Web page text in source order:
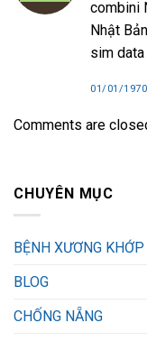
combini
Nhật
sim
01/01/
Comments are
CHUYÊN MỤC
BỆNH XƯƠNG KHỚP
BLOG
CHỐNG NẴNG